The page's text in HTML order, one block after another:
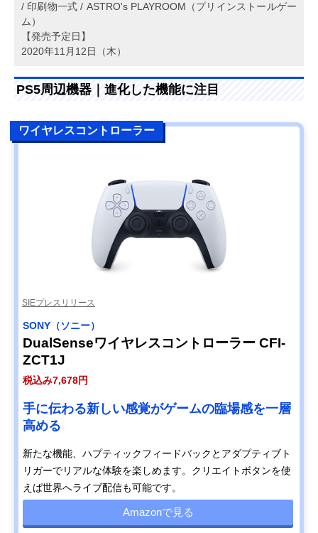
/ 印刷物一式 / ASTRO's PLAYROOM（プリインストールゲー
ム）
【発売予定日】
2020年11月12日（木）
PS5周辺機器｜進化した機能に注目
ワイヤレスコントローラー
SIEプレスリリース
SONY（ソニー）
DualSenseワイヤレスコントローラー CFI-
ZCT1J
税込み7,678円
手に伝わる新しい感覚がゲームの臨場感を一層
高める
新たな機能、ハプティックフィードバックとアダプティブト
リガーでリアルな体験を楽しめます。クリエイトボタンを使
えば世界へライブ配信も可能です。
Amazonで見る